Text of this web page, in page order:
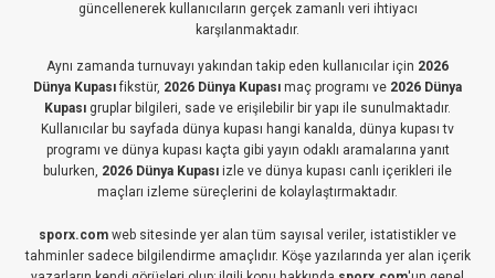
güncellenerek kullanıcıların gerçek zamanlı veri ihtiyacı
karşılanmaktadır.
Aynı zamanda turnuvayı yakından takip eden kullanıcılar için 2026
Dünya Kupasıfikstür, 2026 Dünya Kupası maç programı ve 2026 Dünya
Kupası gruplar bilgileri, sade ve erişilebilir bir yapı ile sunulmaktadır.
Kullanıcılar bu sayfada dünya kupası hangi kanalda, dünya kupası tv
programı ve dünya kupası kaçta gibi yayın odaklı aramalarına yanıt
bulurken, 2026 Dünya Kupası izle ve dünya kupası canlı içerikleri ile
maçları izleme süreçlerini de kolaylaştırmaktadır.
sporx.com web sitesinde yer alan tüm sayısal veriler, istatistikler ve
tahminler sadece bilgilendirme amaçlıdır. Köşe yazılarında yer alan içerik